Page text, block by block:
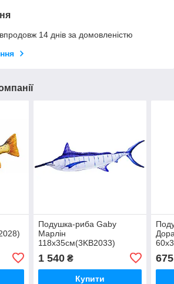
14 днів за домовленістю
Подушка-риба Gaby
Марлін
118х35см(3KB2033)
1 540₴
Купити
675